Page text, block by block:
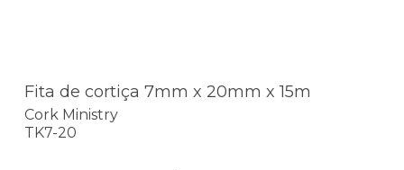
Fita de cortiça 7mm x 20mm x 15m
Cork Ministry
TK7-20